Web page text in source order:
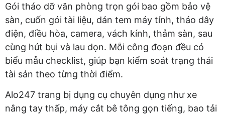
Gói tháo dỡ văn phòng trọn gói bao gồm bảo vệ
sàn, cuốn gói tài liệu, dán tem máy tính, tháo dây
điện, điều hòa, camera, vách kính, thảm sàn, sau
cùng hút bụi và lau dọn. Mỗi công đoạn đều có
biểu mẫu checklist, giúp bạn kiểm soát trạng thái
tài sản theo từng thời điểm.
Alo247 trang bị dụng cụ chuyên dụng như xe
nâng tay thấp, máy cắt bê tông gọn tiếng, bao tải